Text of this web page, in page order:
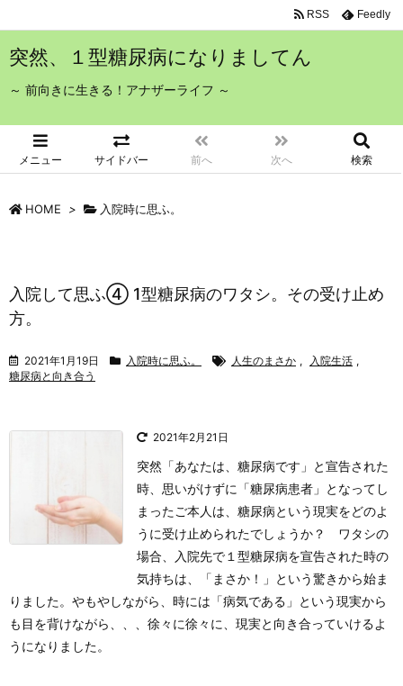
突然、１型糖尿病になりましてん
～ 前向きに生きる！アナザーライフ ～
メニュー サイドバー 前へ 次へ 検索
RSS Feedly
HOME > 入院時に思ふ。
入院して思ふ④ 1型糖尿病のワタシ。その受け止め
方。
2021年1月19日 入院時に思ふ。 人生のまさか , 入院生活 ,
糖尿病と向き合う
2021年2月21日
突然「あなたは、糖尿病です」と宣告された
時、思いがけずに「糖尿病患者」となってし
まったご本人は、糖尿病という現実をどのよ
うに受け止められたでしょうか？ ワタシの
場合、入院先で１型糖尿病を宣告された時の
気持ちは、「まさか！」という驚きから始ま
りました。やもやしながら、時には「病気である」という現実から
も目を背けながら、、、徐々に徐々に、現実と向き合っていけるよ
うになりました。